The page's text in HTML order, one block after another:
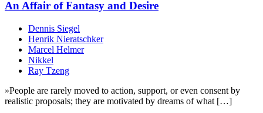
An Affair of Fantasy and Desire
Dennis Siegel
Henrik Nieratschker
Marcel Helmer
Nikkel
Ray Tzeng
»People are rarely moved to action, support, or even consent by
realistic proposals; they are motivated by dreams of what […]